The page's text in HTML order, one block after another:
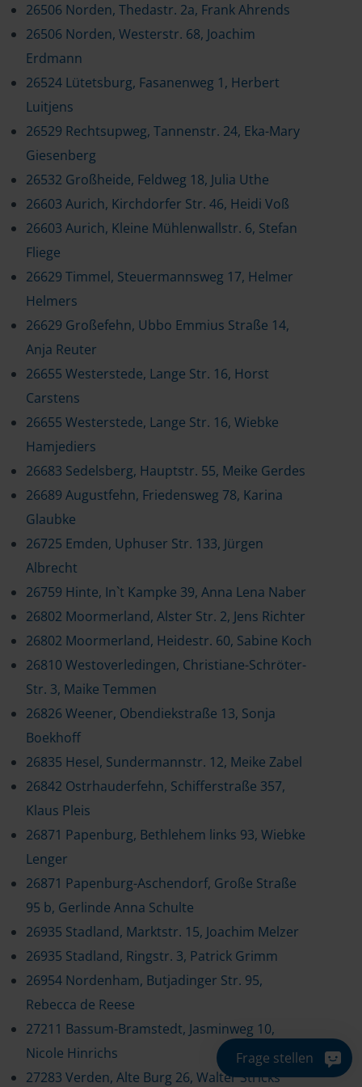
26506 Norden, Thedastr. 2a, Frank Ahrends
26506 Norden, Westerstr. 68, Joachim
Erdmann
26524 Lütetsburg, Fasanenweg 1, Herbert
Luitjens
26529 Rechtsupweg, Tannenstr. 24, Eka-Mary
Giesenberg
26532 Großheide, Feldweg 18, Julia Uthe
26603 Aurich, Kirchdorfer Str. 46, Heidi Voß
26603 Aurich, Kleine Mühlenwallstr. 6, Stefan
Fliege
26629 Timmel, Steuermannsweg 17, Helmer
Helmers
26629 Großefehn, Ubbo Emmius Straße 14,
Anja Reuter
26655 Westerstede, Lange Str. 16, Horst
Carstens
26655 Westerstede, Lange Str. 16, Wiebke
Hamjediers
26683 Sedelsberg, Hauptstr. 55, Meike Gerdes
26689 Augustfehn, Friedensweg 78, Karina
Glaubke
26725 Emden, Uphuser Str. 133, Jürgen
Albrecht
26759 Hinte, In`t Kampke 39, Anna Lena Naber
26802 Moormerland, Alster Str. 2, Jens Richter
26802 Moormerland, Heidestr. 60, Sabine Koch
26810 Westoverledingen, Christiane-Schröter-
Str. 3, Maike Temmen
26826 Weener, Obendiekstraße 13, Sonja
Boekhoff
26835 Hesel, Sundermannstr. 12, Meike Zabel
26842 Ostrhauderfehn, Schifferstraße 357,
Klaus Pleis
26871 Papenburg, Bethlehem links 93, Wiebke
Lenger
26871 Papenburg-Aschendorf, Große Straße
95 b, Gerlinde Anna Schulte
26935 Stadland, Marktstr. 15, Joachim Melzer
26935 Stadland, Ringstr. 3, Patrick Grimm
26954 Nordenham, Butjadinger Str. 95,
Rebecca de Reese
27211 Bassum-Bramstedt, Jasminweg 10,
Nicole Hinrichs
27283 Verden, Alte Burg 26, Walter Stricks
Frage stellen